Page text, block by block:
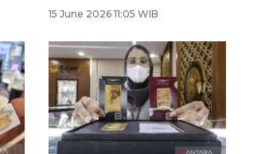
15 June 2026 11:05 WIB